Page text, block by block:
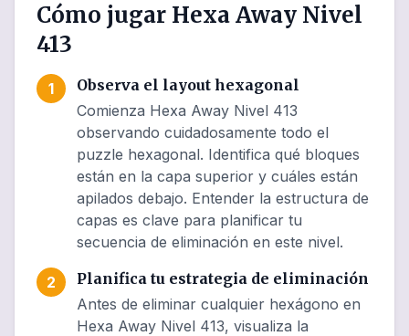
Cómo jugar Hexa Away Nivel
413
1
Observa el layout hexagonal
Comienza Hexa Away Nivel 413
observando cuidadosamente todo el
puzzle hexagonal. Identifica qué bloques
están en la capa superior y cuáles están
apilados debajo. Entender la estructura de
capas es clave para planificar tu
secuencia de eliminación en este nivel.
2
Planifica tu estrategia de eliminación
Antes de eliminar cualquier hexágono en
Hexa Away Nivel 413, visualiza la